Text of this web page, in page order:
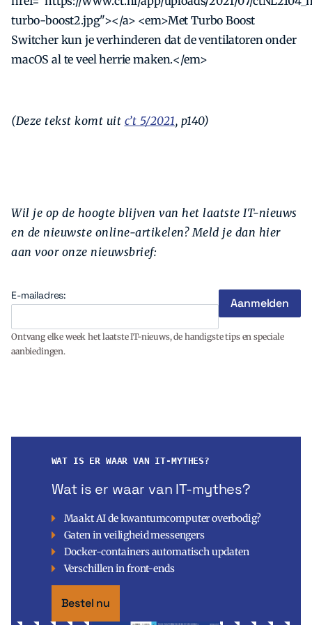
turbo-boost2.jpg"></a> <em>Met Turbo Boost
Switcher kun je verhinderen dat de ventilatoren onder
macOS al te veel herrie maken.</em>
(Deze tekst komt uit c’t 5/2021, p140)
Wil je op de hoogte blijven van het laatste IT-nieuws
en de nieuwste online-artikelen? Meld je dan hier
aan voor onze nieuwsbrief:
E-mailadres:
Ontvang elke week het laatste IT-nieuws, de handigste tips en speciale
aanbiedingen.
WAT IS ER WAAR VAN IT-MYTHES?
Wat is er waar van IT-mythes?
Maakt AI de kwantumcomputer overbodig?
Gaten in veiligheid messengers
Docker-containers automatisch updaten
Verschillen in front-ends
Bestel nu